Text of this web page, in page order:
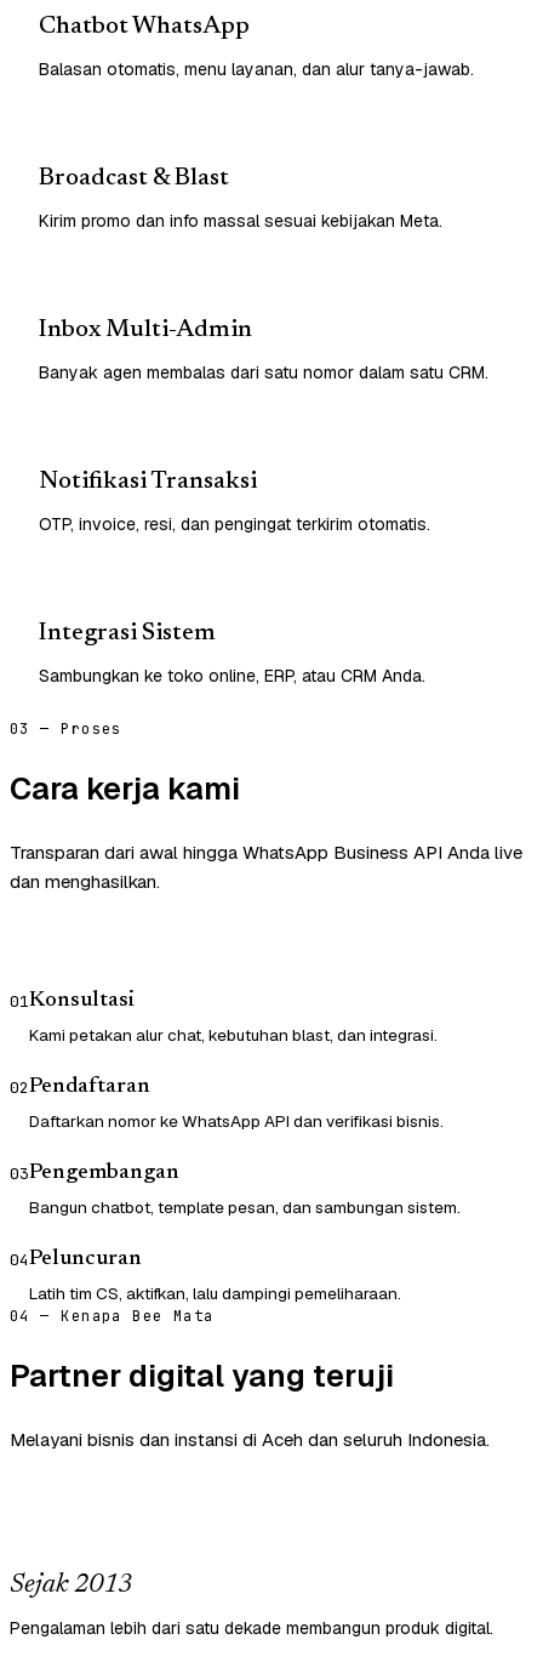
Chatbot WhatsApp
Balasan otomatis, menu layanan, dan alur tanya-jawab.
Broadcast & Blast
Kirim promo dan info massal sesuai kebijakan Meta.
Inbox Multi-Admin
Banyak agen membalas dari satu nomor dalam satu CRM.
Notifikasi Transaksi
OTP, invoice, resi, dan pengingat terkirim otomatis.
Integrasi Sistem
Sambungkan ke toko online, ERP, atau CRM Anda.
03 — Proses
Cara kerja kami
Transparan dari awal hingga WhatsApp Business API Anda live
dan menghasilkan.
01Konsultasi
Kami petakan alur chat, kebutuhan blast, dan integrasi.
02Pendaftaran
Daftarkan nomor ke WhatsApp API dan verifikasi bisnis.
03Pengembangan
Bangun chatbot, template pesan, dan sambungan sistem.
04Peluncuran
Latih tim CS, aktifkan, lalu dampingi pemeliharaan.
04 — Kenapa Bee Mata
Partner digital yang teruji
Melayani bisnis dan instansi di Aceh dan seluruh Indonesia.
Sejak 2013
Pengalaman lebih dari satu dekade membangun produk digital.